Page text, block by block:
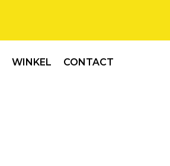
WINKEL CONTACT